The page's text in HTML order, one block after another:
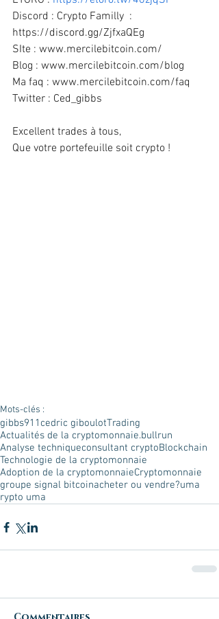
Discord : Crypto Familly  :
https://discord.gg/ZjfxaQEg
SIte : www.mercilebitcoin.com/
Blog : www.mercilebitcoin.com/blog
Ma faq : www.mercilebitcoin.com/faq
Twitter : Ced_gibbs
Excellent trades à tous,
Que votre portefeuille soit crypto !
Mots-clés :
gibbs911 cedric giboulotTrading
Actualités de la cryptomonnaie.bullrun
Analyse techniqueconsultant cryptoBlockchain
Technologie de la cryptomonnaie
Adoption de la cryptomonnaieCryptomonnaie
groupe signal bitcoinacheter ou vendre?uma
rypto uma